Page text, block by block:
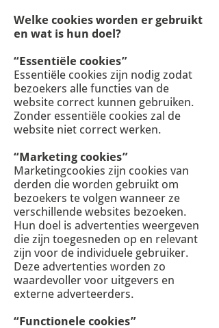
Welke cookies worden er gebruikt
en wat is hun doel?
“Essentiële cookies”
Essentiële cookies zijn nodig zodat
bezoekers alle functies van de
website correct kunnen gebruiken.
Zonder essentiële cookies zal de
website niet correct werken.
“Marketing cookies”
Marketingcookies zijn cookies van
derden die worden gebruikt om
bezoekers te volgen wanneer ze
verschillende websites bezoeken.
Hun doel is advertenties weergeven
die zijn toegesneden op en relevant
zijn voor de individuele gebruiker.
Deze advertenties worden zo
waardevoller voor uitgevers en
externe adverteerders.
“Functionele cookies”